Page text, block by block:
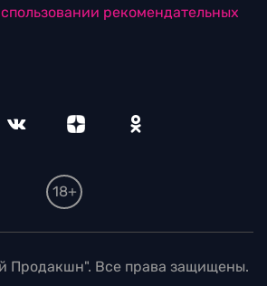
рекомендательных
18+
Продакшн". Все права защищены.